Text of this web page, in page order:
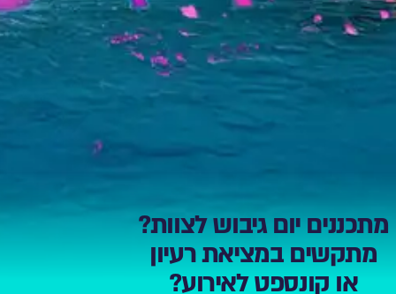
מתכננים יום גיבוש לצוות?
מתקשים במציאת רעיון
או קונספט לאירוע?